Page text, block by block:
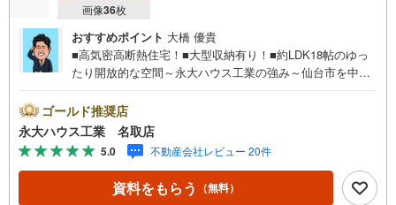
画像36枚
おすすめポイント 大橋 優貴
■高気密高断熱住宅！■大型収納有り！■約LDK18帖のゆっ
たり開放的な空間～永大ハウス工業の強み～仙台市を中心
大きく2つに分けてご紹介！1.＜豊富な不動産知識＞戸建・
マンション・土地…と種別を問わず不動産を取り扱ってお
ります。さらに教育施設や商業施設、子育て環境や行政な
どの地域情報を総合し、お客様により良い物件選びをして
いただけるよう、しっかりとサポートさせていただきま
す。2.＜経験豊富なスタッフ＞当社では【購入】【売却】
ゴールド推奨店
永大ハウス工業 名取店
5.0 不動産会社レビュー 20件
資料をもらう （無料）